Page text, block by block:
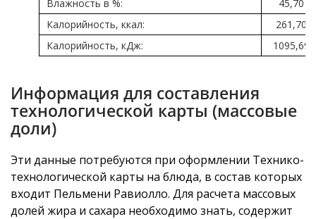
Влажность в %:
45,70
Калорийность, ккал:
261,70
Калорийность, кДж:
1095,69
Информация для составления
технологической карты (массовые
доли)
Эти данные потребуются при оформлении Технико-
технологической карты на блюда, в состав которых
входит Пельмени Равиолло. Для расчета массовых
долей жира и сахара необходимо знать, содержит